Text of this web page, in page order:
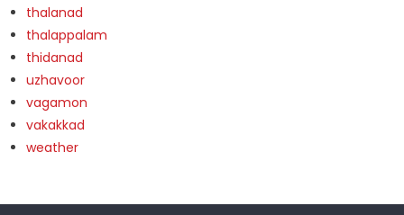
thalanad
thalappalam
thidanad
uzhavoor
vagamon
vakakkad
weather